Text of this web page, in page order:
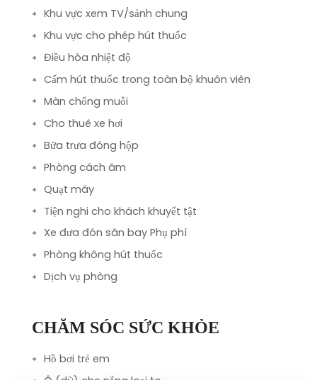
Khu vực xem TV/sảnh chung
Khu vực cho phép hút thuốc
Điều hòa nhiệt độ
Cấm hút thuốc trong toàn bộ khuôn viên
Màn chống muỗi
Cho thuê xe hơi
Bữa trưa đóng hộp
Phòng cách âm
Quạt máy
Tiện nghi cho khách khuyết tật
Xe đưa đón sân bay Phụ phí
Phòng không hút thuốc
Dịch vụ phòng
CHĂM SÓC SỨC KHỎE
Hồ bơi trẻ em